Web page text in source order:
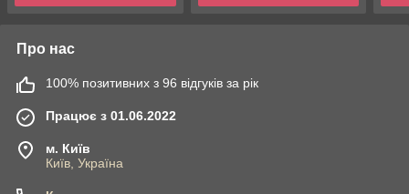
Про нас
100% позитивних з 96 відгуків за рік
Працює з 01.06.2022
м. Київ
Київ, Україна